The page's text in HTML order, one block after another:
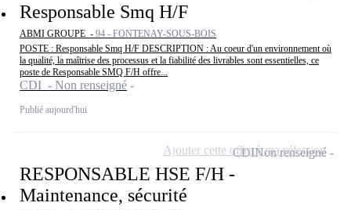
Responsable Smq H/F
ABMI GROUPE - 94 - FONTENAY-SOUS-BOIS
POSTE : Responsable Smq H/F DESCRIPTION : Au coeur d'un environnement où
la qualité, la maîtrise des processus et la fiabilité des livrables sont essentielles, ce
poste de Responsable SMQ F/H offre...
CDI - Non renseigné
Publié aujourd'hui
RESPONSABLE HSE F/H -
Maintenance, sécurité
CDINon renseigné
Ajouter cette offre à ma sélection